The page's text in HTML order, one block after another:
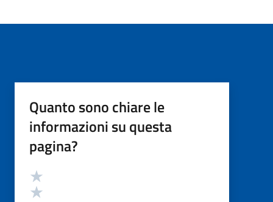
Quanto sono chiare le
informazioni su questa
pagina?
Valutazione